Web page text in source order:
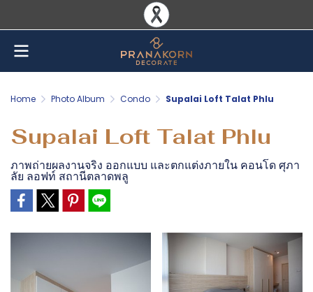
Home Photo Album Condo Supalai Loft Talat Phlu
Supalai Loft Talat Phlu
ภาพถ่ายผลงานจริง ออกแบบ และตกแต่งภายใน คอนโด ศุภา
ลัย ลอฟท์ สถานีตลาดพลู